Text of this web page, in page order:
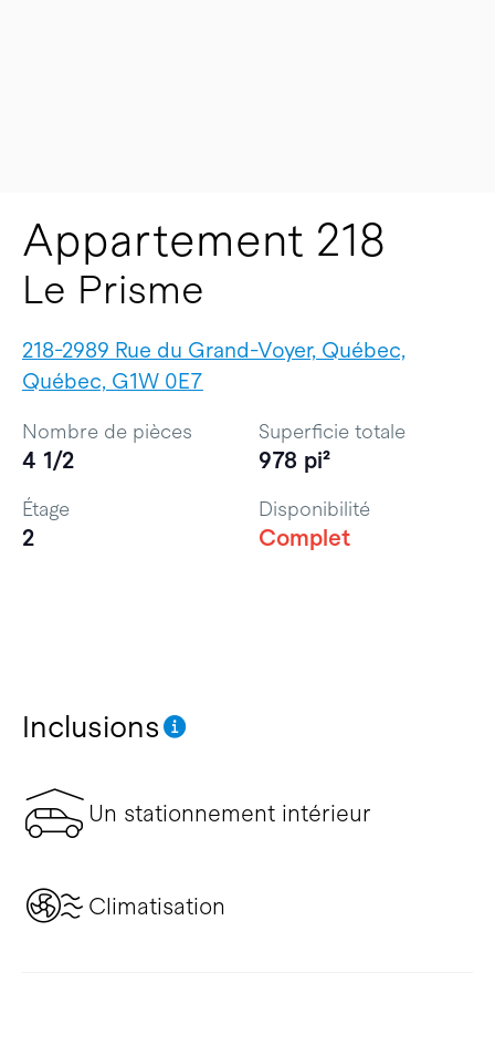
Appartement 218
Le Prisme
218-2989 Rue du Grand-Voyer, Québec,
Québec, G1W 0E7
Inclusions
Un stationnement intérieur
Climatisation
Nombre de pièces
4 1/2
Superficie totale
978 pi²
Étage
2
Disponibilité
Complet